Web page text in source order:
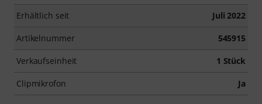
Erhältlich seit Juli 2022
Artikelnummer 545915
Verkaufseinheit 1 Stück
Clipmikrofon Ja